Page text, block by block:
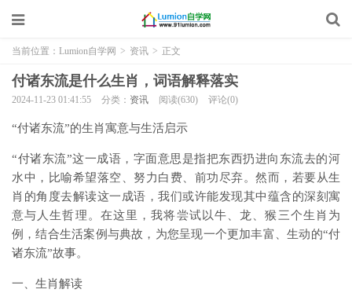
当前位置： Lumion自学网 > 资讯 > 正文
付诸东流是什么生肖，词语解释落实
2024-11-23 01:41:55 分类： 资讯 阅读(630) 评论(0)
“付诸东流”的生肖寓意与生活启示
“付诸东流”这一成语，字面意思是指把东西扔进向东流去的河
水中，比喻希望落空、努力白费、前功尽弃。然而，若要从生
肖的角度去解读这一成语，我们或许能发现其中蕴含的深刻寓
意与人生哲理。在这里，我将尝试以牛、龙、猴三个生肖为
例，结合生活案例与典故，为您呈现一个更加丰富、生动的“付
诸东流”故事。
一、生肖解读